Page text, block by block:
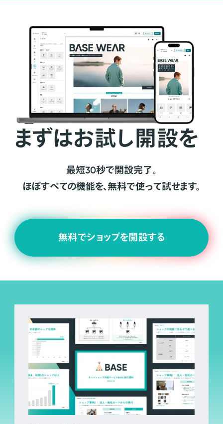
まずはお試し開設を
最短30秒で開設完了。
ほぼすべての機能を、無料で使って試せます。
無料でショップを開設する